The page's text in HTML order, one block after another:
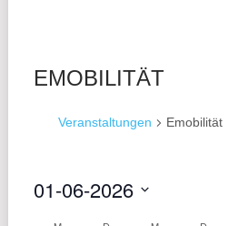
EMOBILITÄT
Veranstaltungen Emobilität
01-06-2026